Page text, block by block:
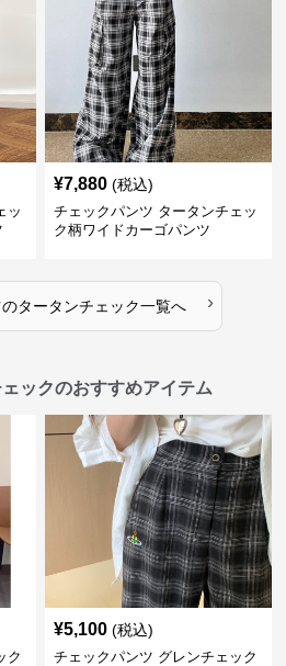
ッ
¥7,880 (税込)
チェックパンツ タータンチェッ
ク柄ワイドカーゴパンツ
のタータンチェック一覧へ ›
ックのおすすめアイテム
ク
¥5,100 (税込)
チェックパンツ グレンチェック